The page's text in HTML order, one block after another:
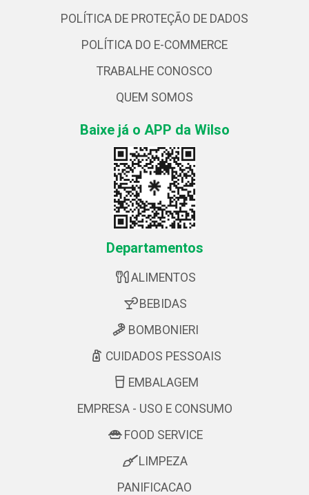
POLÍTICA DE PROTEÇÃO DE DADOS
POLÍTICA DO E-COMMERCE
TRABALHE CONOSCO
QUEM SOMOS
Baixe já o APP da Wilso
Departamentos
ALIMENTOS
BEBIDAS
BOMBONIERI
CUIDADOS PESSOAIS
EMBALAGEM
EMPRESA - USO E CONSUMO
FOOD SERVICE
LIMPEZA
PANIFICACAO